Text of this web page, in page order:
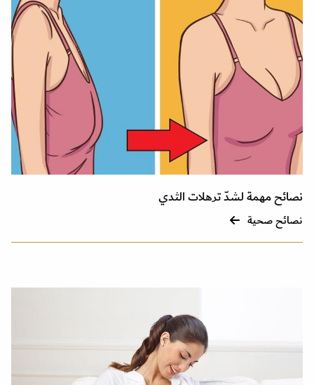
نصائح مهمة لشدّ ترهلات الثدي
نصائح صحية